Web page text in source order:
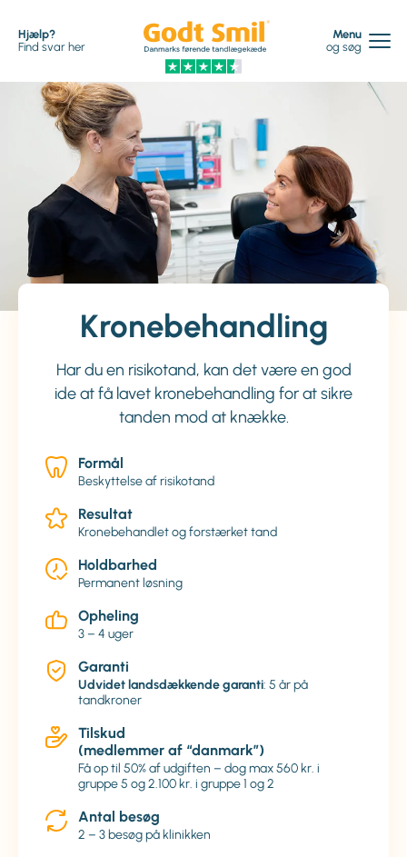
Hjælp?
Find svar her
Menu
og søg
Kronebehandling
Har du en risikotand, kan det være en god
ide at få lavet kronebehandling for at sikre
tanden mod at knække.
Formål
Beskyttelse af risikotand
Resultat
Kronebehandlet og forstærket tand
Holdbarhed
Permanent løsning
Opheling
3 – 4 uger
Garanti
Udvidet landsdækkende garanti: 5 år på
tandkroner
Tilskud
(medlemmer af “danmark”)
Få op til 50% af udgiften – dog max 560 kr. i
gruppe 5 og 2.100 kr. i gruppe 1 og 2
Antal besøg
2 – 3 besøg på klinikken